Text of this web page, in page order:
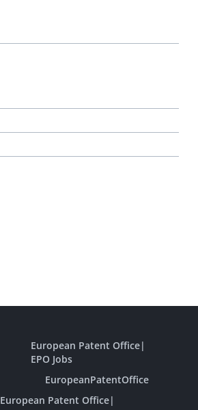
European Patent Office|
EPO Jobs
EuropeanPatentOffice
European Patent Office|